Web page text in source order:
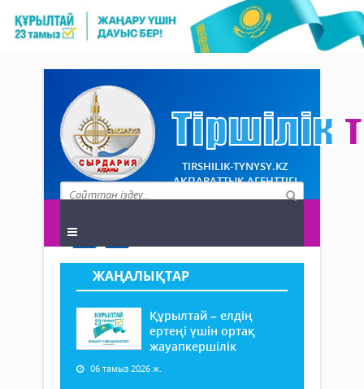
TIRSHILIK-TYNYSY.KZ
АҚПАРАТТЫҚ АГЕНТТІГІ
ЖАҢАЛЫҚТАР
Құрылтай – елдің
ертеңі үшін ортақ
жауапкершілік
06 тамыз 2026 ж.